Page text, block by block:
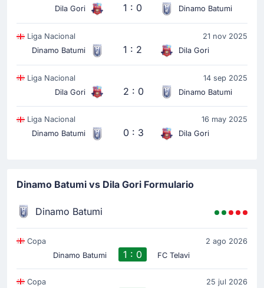
Dila Gori
1 : 0 Dinamo Batumi
Liga Nacional
21 nov 2025
Dinamo Batumi
1 : 2 Dila Gori
Liga Nacional
14 sep 2025
Dila Gori
2 : 0 Dinamo Batumi
Liga Nacional
16 may 2025
Dinamo Batumi
0 : 3 Dila Gori
Dinamo Batumi vs Dila Gori Formulario
Dinamo Batumi
Copa
2 ago 2026
Dinamo Batumi
1 : 0 FC Telavi
Copa
25 jul 2026